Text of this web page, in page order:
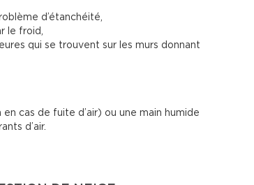
d’étanchéité,
le froid,
qui se trouvent sur les murs donnant
cas de fuite d’air) ou une main humide
d’air.